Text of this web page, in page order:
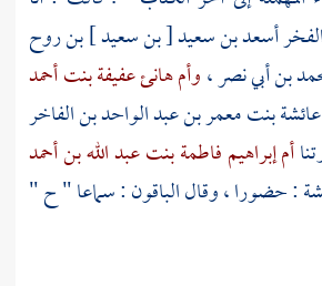
أسعد بن سعيد [ بن سعيد ] بن روح
بن أبي نصر،وأم هانئ عفيفة بنت أحمد
بنت معمر بن عبد الواحد بن الفاخر
أم إبراهيم فاطمة بنت عبد الله بن أحمد
: حضورا ، وقال الباقون : سماعا " ح "